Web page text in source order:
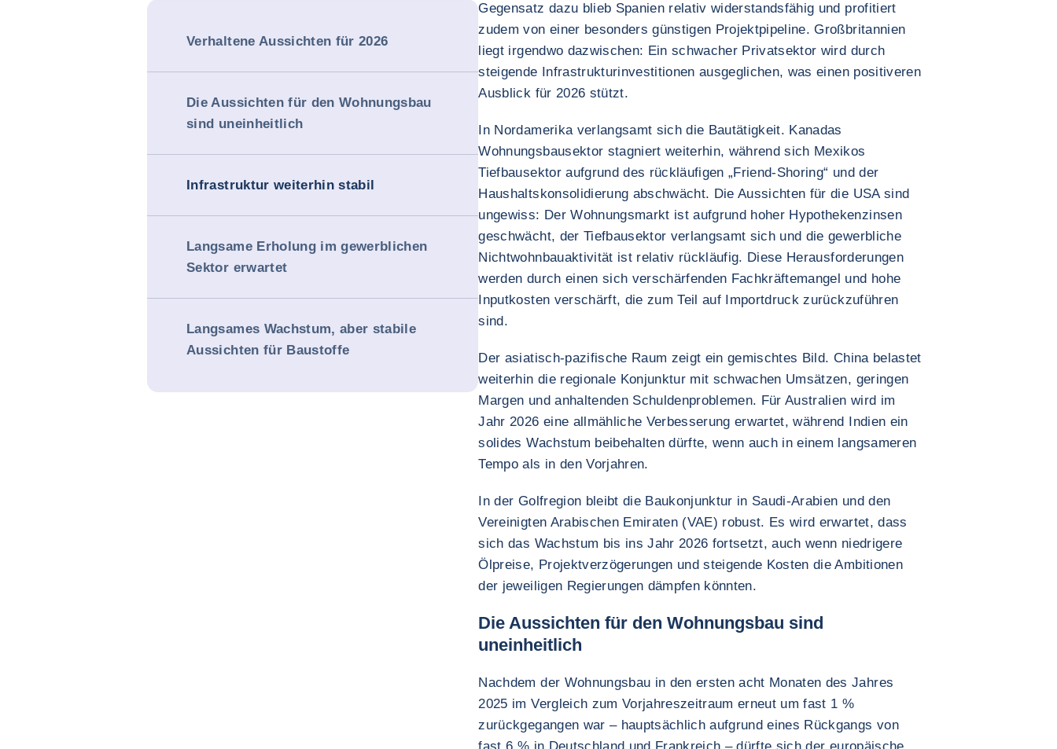
Verhaltene Aussichten für 2026
Die Aussichten für den Wohnungsbau
sind uneinheitlich
Infrastruktur weiterhin stabil
Langsame Erholung im gewerblichen
Sektor erwartet
Langsames Wachstum, aber stabile
Aussichten für Baustoffe
Gegensatz dazu blieb Spanien relativ widerstandsfähig und profitiert
zudem von einer besonders günstigen Projektpipeline. Großbritannien
liegt irgendwo dazwischen: Ein schwacher Privatsektor wird durch
steigende Infrastrukturinvestitionen ausgeglichen, was einen positiveren
Ausblick für 2026 stützt.
In Nordamerika verlangsamt sich die Bautätigkeit. Kanadas
Wohnungsbausektor stagniert weiterhin, während sich Mexikos
Tiefbausektor aufgrund des rückläufigen „Friend-Shoring“ und der
Haushaltskonsolidierung abschwächt. Die Aussichten für die USA sind
ungewiss: Der Wohnungsmarkt ist aufgrund hoher Hypothekenzinsen
geschwächt, der Tiefbausektor verlangsamt sich und die gewerbliche
Nichtwohnbauaktivität ist relativ rückläufig. Diese Herausforderungen
werden durch einen sich verschärfenden Fachkräftemangel und hohe
Inputkosten verschärft, die zum Teil auf Importdruck zurückzuführen
sind.
Der asiatisch-pazifische Raum zeigt ein gemischtes Bild. China belastet
weiterhin die regionale Konjunktur mit schwachen Umsätzen, geringen
Margen und anhaltenden Schuldenproblemen. Für Australien wird im
Jahr 2026 eine allmähliche Verbesserung erwartet, während Indien ein
solides Wachstum beibehalten dürfte, wenn auch in einem langsameren
Tempo als in den Vorjahren.
In der Golfregion bleibt die Baukonjunktur in Saudi-Arabien und den
Vereinigten Arabischen Emiraten (VAE) robust. Es wird erwartet, dass
sich das Wachstum bis ins Jahr 2026 fortsetzt, auch wenn niedrigere
Ölpreise, Projektverzögerungen und steigende Kosten die Ambitionen
der jeweiligen Regierungen dämpfen könnten.
Die Aussichten für den Wohnungsbau sind
uneinheitlich
Nachdem der Wohnungsbau in den ersten acht Monaten des Jahres
2025 im Vergleich zum Vorjahreszeitraum erneut um fast 1 %
zurückgegangen war – hauptsächlich aufgrund eines Rückgangs von